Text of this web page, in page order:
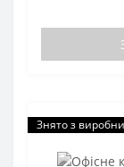
Знято з